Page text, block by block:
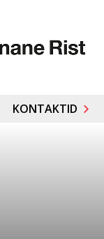
KONTAKTID